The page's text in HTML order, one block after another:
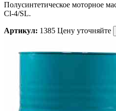
Полусинтетическое моторное
Cl-4/SL.
Артикул: 1385 Цену уточняйте